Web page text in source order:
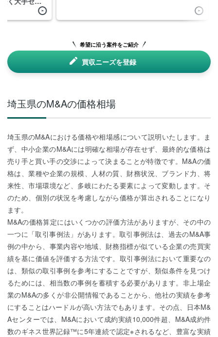
希望に沿う案件をご紹介
買収ニーズを登録
埼玉県のM&Aの価格相場
埼玉県のM&Aにおける価格や相場感について説明いたします。ま
ず、中小企業のM&Aには明確な相場が存在せず、最終的な価格は
売り手と買い手の交渉によって決まることが特徴です。M&Aの価
格は、業種や企業の規模、人材の質、財務状況、ブランド力、将
来性、市場環境など、多岐にわたる要素によって変動します。そ
のため、個別の状況を考慮しながら価格が算出されることになり
ます。
M&Aの価格算定にはいくつかの評価方法がありますが、その中の
一つに「取引事例法」があります。取引事例法は、過去のM&A事
例の中から、事業内容や地域、財務指標が似ている企業の売買実
績を基に価値を評価する方法です。取引事例法において重要なの
は、類似の取引事例を参考にすることですが、類似条件を見つけ
るためには、相当数の事例を蓄積する必要があります。非上場企
業のM&Aの多くが非公開情報であることから、他社の実績を参考
にすることはハードルが高い方法でもあります。その点、日本M&
Aセンターでは、M&Aにおいて成約実績10,000件超、M&A成約件
数のギネス世界記録™に5年連続で認定※されるなど、豊富な実績